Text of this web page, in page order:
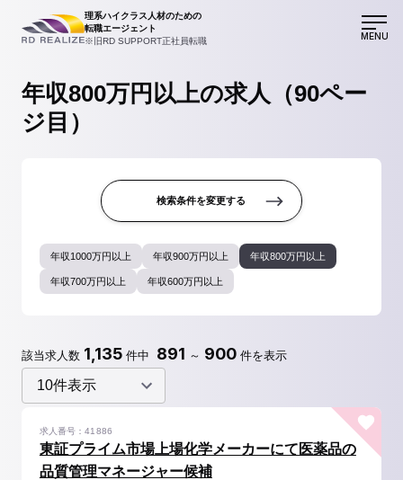
理系ハイクラス人材のための
転職エージェント
※旧RD SUPPORT正社員転職
MENU
年収800万円以上の求人（90ペー
ジ目）
検索条件を変更する
年収1000万円以上 年収900万円以上 年収800万円以上
年収700万円以上 年収600万円以上
該当求人数 1,135 件中 891 ～ 900 件を表示
東証プライム市場上場化学メーカーにて医薬品の
品質管理マネージャー候補
求人番号：41886